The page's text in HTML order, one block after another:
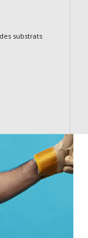
substrats